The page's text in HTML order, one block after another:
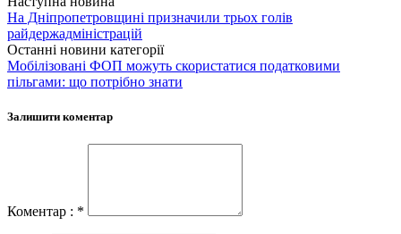
На Дніпропетровщині призначили трьох голів
райдержадміністрацій
Останні новини категорії
Мобілізовані ФОП можуть скористатися податковими
пільгами: що потрібно знати
Залишити коментар
Коментар : *